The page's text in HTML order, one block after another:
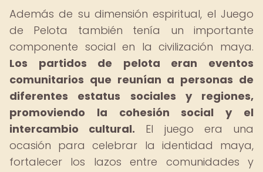
Además de su dimensión espiritual, el Juego
de Pelota también tenía un importante
componente social en la civilización maya.
Los partidos de pelota eran eventos
comunitarios que reunían a personas de
diferentes estatus sociales y regiones,
promoviendo la cohesión social y el
intercambio cultural. El juego era una
ocasión para celebrar la identidad maya,
fortalecer los lazos entre comunidades y